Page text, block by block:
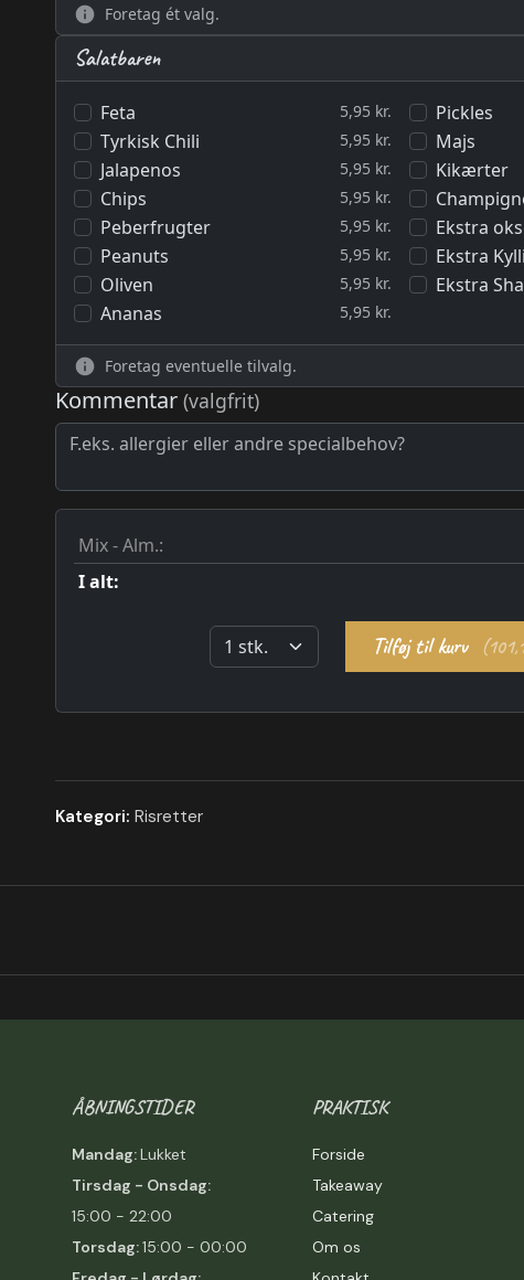
Kategori: Risretter
ÅBNINGSTIDER
Mandag:Lukket
Tirsdag - Onsdag:
15:00 - 22:00
Torsdag:15:00 - 00:00
PRAKTISK
Forside
Takeaway
Catering
Om os